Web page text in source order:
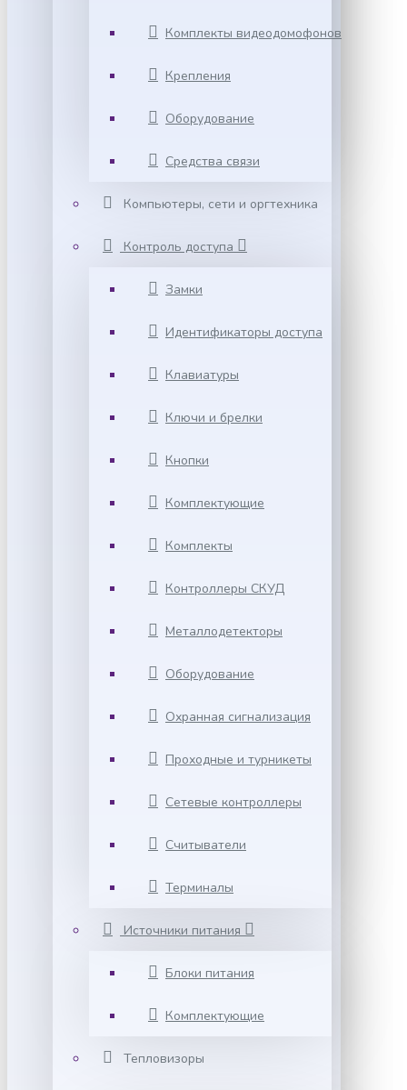
Комплекты видеодомофонов
Крепления
Оборудование
Средства связи
Компьютеры, сети и оргтехника
Контроль доступа
Замки
Идентификаторы доступа
Клавиатуры
Ключи и брелки
Кнопки
Комплектующие
Комплекты
Контроллеры СКУД
Металлодетекторы
Оборудование
Охранная сигнализация
Проходные и турникеты
Сетевые контроллеры
Считыватели
Терминалы
Источники питания
Блоки питания
Комплектующие
Тепловизоры